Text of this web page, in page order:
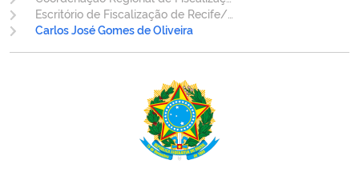
Carlos José Gomes de Oliveira